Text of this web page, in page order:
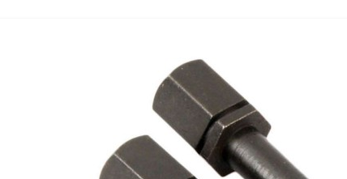
на части без переплат
График платежей